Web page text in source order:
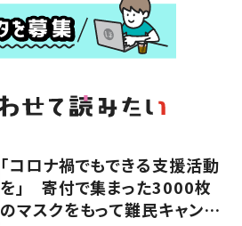
「コロナ禍でもできる支援活動
を」 寄付で集まった3000枚
のマスクをもって難民キャンプ